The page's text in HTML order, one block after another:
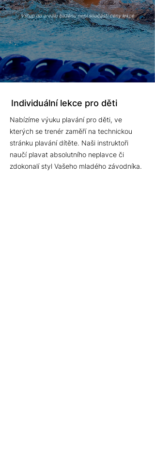
Vstup do areálu bazénu není součástí ceny lekce
Individuální lekce pro děti
Nabízíme výuku plavání pro děti, ve
kterých se trenér zaměří na technickou
stránku plavání dítěte. Naši instruktoři
naučí plavat absolutního neplavce či
zdokonalí styl Vašeho mladého závodníka.